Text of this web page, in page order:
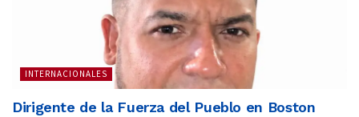
INTERNACIONALES
Dirigente de la Fuerza del Pueblo en Boston